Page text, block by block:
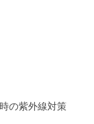
の紫外線対策